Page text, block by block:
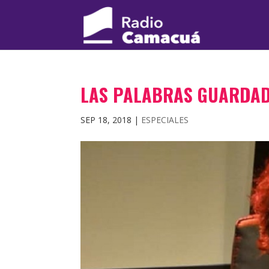
LAS PALABRAS
SEP 18, 2018 | ESPECIALES